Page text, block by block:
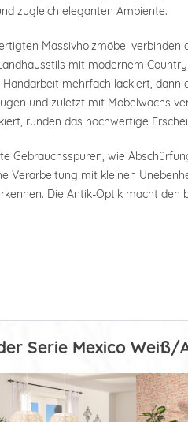
zugleich eleganten Ambiente.
Massivholzmöbel verbinden
mit modernem
mehrfach lackiert, dann
und zuletzt mit Möbelwachs
runden das hochwertige
Gebrauchsspuren, wie
Verarbeitung mit kleinen
Die Antik-Optik macht den
Serie Mexico Weiß/